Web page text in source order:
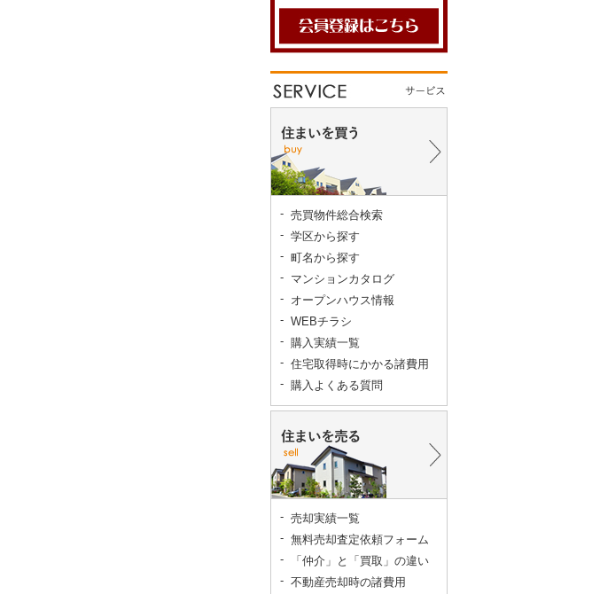
売買物件総合検索
学区から探す
町名から探す
マンションカタログ
オープンハウス情報
WEBチラシ
購入実績一覧
住宅取得時にかかる諸費用
購入よくある質問
売却実績一覧
無料売却査定依頼フォーム
「仲介」と「買取」の違い
不動産売却時の諸費用